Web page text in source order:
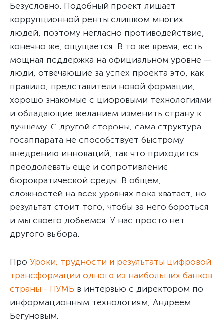
Безусловно. Подобный проект лишает
коррупционной ренты слишком многих
людей, поэтому негласно противодействие,
конечно же, ощущается. В то же время, есть
мощная поддержка на официальном уровне —
люди, отвечающие за успех проекта это, как
правило, представители новой формации,
хорошо знакомые с цифровыми технологиями
и обладающие желанием изменить страну к
лучшему. С другой стороны, сама структура
госаппарата не способствует быстрому
внедрению инноваций, так что приходится
преодолевать еще и сопротивление
бюрократической среды. В общем,
сложностей на всех уровнях пока хватает, но
результат стоит того, чтобы за него бороться
и мы своего добьемся. У нас просто нет
другого выбора.
Про Уроки, трудности и результаты цифровой
трансформации одного из наибольших банков
страны - ПУМБ в интервью с директором по
информационным технологиям, Андреем
Бегуновым.